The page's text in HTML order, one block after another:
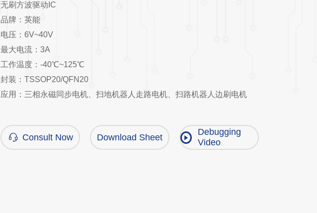
无刷方波驱动IC
品牌：英能
电压：6V~40V
最大电流：3A
工作温度：-40℃~125℃
封装：TSSOP20/QFN20
应用：三相永磁同步电机、扫地机器人走路电机、扫路机器人边刷电机
Consult Now Download Sheet
Debugging
Video